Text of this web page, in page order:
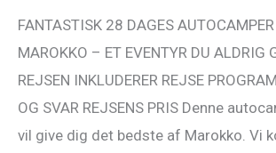
FANTASTISK 28 DAGES
MAROKKO – ET EVENTYR DU ALDRIG
REJSEN INKLUDERER REJSE
OG SVAR REJSENS PRIS Denne
vil give dig det bedste af Marokko. Vi
Autocamper
Rundrejse
20FEB24